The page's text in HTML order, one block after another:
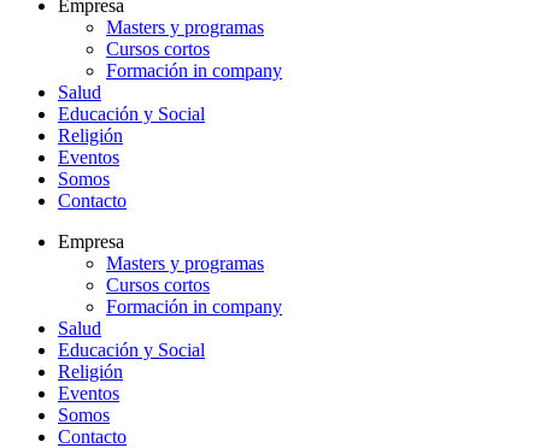
Empresa
Masters y programas
Cursos cortos
Formación in company
Salud
Educación y Social
Religión
Eventos
Somos
Contacto
Empresa
Masters y programas
Cursos cortos
Formación in company
Salud
Educación y Social
Religión
Eventos
Somos
Contacto